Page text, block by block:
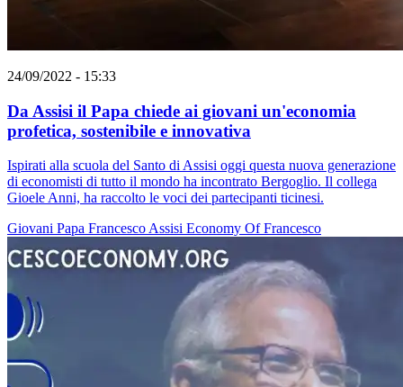
24/09/2022 - 15:33
Da Assisi il Papa chiede ai giovani un'economia
profetica, sostenibile e innovativa
Ispirati alla scuola del Santo di Assisi oggi questa nuova generazione
di economisti di tutto il mondo ha incontrato Bergoglio. Il collega
Gioele Anni, ha raccolto le voci dei partecipanti ticinesi.
Giovani Papa FrancescoAssisi Economy Of Francesco